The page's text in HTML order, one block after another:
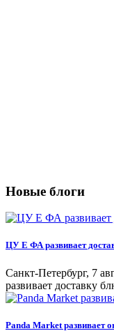
Новые блоги
ЦУ Е ФА развивает
Санкт-Петербург, 7
развивает доставку
Panda Market развивает